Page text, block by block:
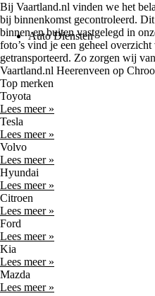
Auto Diensten
Bij Vaartland.nl vinden we het
bij binnenkomst gecontroleerd.
binnen en buiten vastgelegd in
foto’s vind je een geheel
getransporteerd. Zo zorgen wij
Vaartland.nl Heerenveen op
Top merken
Toyota
Lees meer »
Tesla
Lees meer »
Volvo
Lees meer »
Hyundai
Lees meer »
Citroen
Lees meer »
Ford
Lees meer »
Kia
Lees meer »
Mazda
Lees meer »